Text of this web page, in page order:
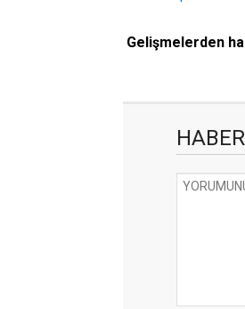
Gelişmelerden